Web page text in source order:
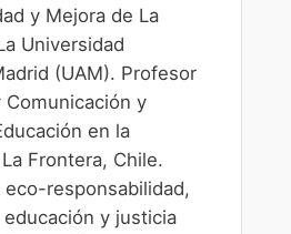
y Mejora de La
Universidad
(UAM). Profesor
Comunicación y
en la
Frontera, Chile.
responsabilidad,
y justicia